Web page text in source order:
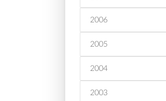
2006
2005
2004
2003